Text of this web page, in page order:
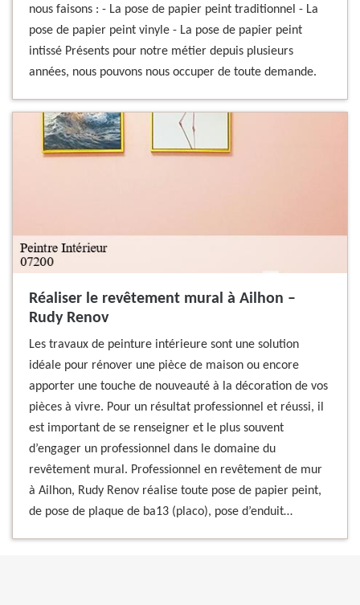
nous faisons : - La pose de papier peint traditionnel - La
pose de papier peint vinyle - La pose de papier peint
intissé Présents pour notre métier depuis plusieurs
années, nous pouvons nous occuper de toute demande.
Réaliser le revêtement mural à Ailhon –
Rudy Renov
Les travaux de peinture intérieure sont une solution
idéale pour rénover une pièce de maison ou encore
apporter une touche de nouveauté à la décoration de vos
pièces à vivre. Pour un résultat professionnel et réussi, il
est important de se renseigner et le plus souvent
d’engager un professionnel dans le domaine du
revêtement mural. Professionnel en revêtement de mur
à Ailhon, Rudy Renov réalise toute pose de papier peint,
de pose de plaque de ba13 (placo), pose d’enduit…